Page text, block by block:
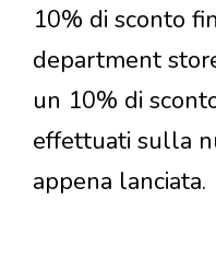
10% di sconto
department
un 10% di
effettuati sulla
appena lanciata.